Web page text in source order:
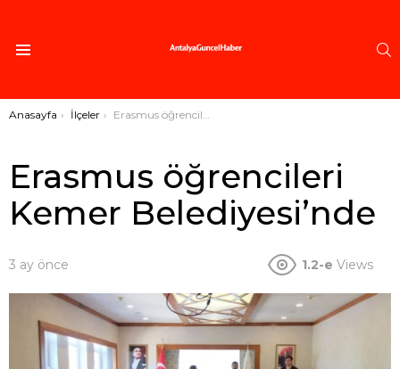
Buradasınız:
Anasayfa İlçeler Erasmus öğrencileri Kemer Belediyesi’nde
Erasmus öğrencileri
Kemer Belediyesi’nde
3 ay önce 1.2-e Views